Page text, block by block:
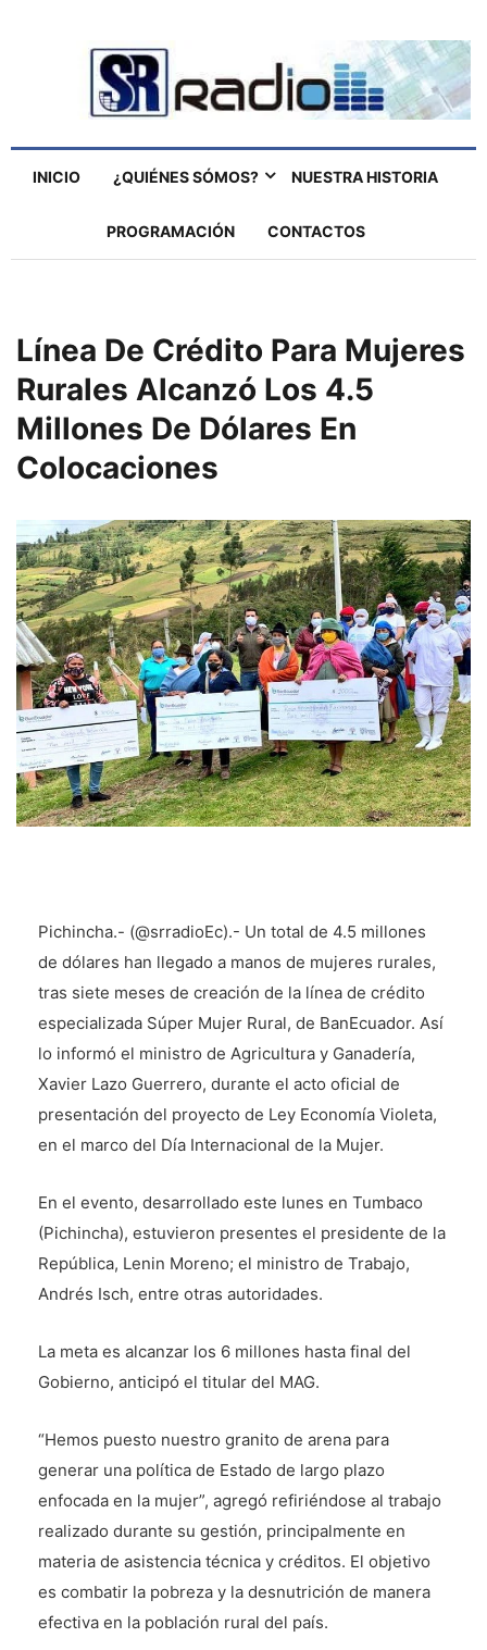
INICIO ¿QUIÉNES SÓMOS? NUESTRA HISTORIA
PROGRAMACIÓN CONTACTOS
Línea De Crédito Para Mujeres
Rurales Alcanzó Los 4.5
Millones De Dólares En
Colocaciones
Pichincha.- (@srradioEc).- Un total de 4.5 millones
de dólares han llegado a manos de mujeres rurales,
tras siete meses de creación de la línea de crédito
especializada Súper Mujer Rural, de BanEcuador. Así
lo informó el ministro de Agricultura y Ganadería,
Xavier Lazo Guerrero, durante el acto oficial de
presentación del proyecto de Ley Economía Violeta,
en el marco del Día Internacional de la Mujer.
En el evento, desarrollado este lunes en Tumbaco
(Pichincha), estuvieron presentes el presidente de la
República, Lenin Moreno; el ministro de Trabajo,
Andrés Isch, entre otras autoridades.
La meta es alcanzar los 6 millones hasta final del
Gobierno, anticipó el titular del MAG.
“Hemos puesto nuestro granito de arena para
generar una política de Estado de largo plazo
enfocada en la mujer”, agregó refiriéndose al trabajo
realizado durante su gestión, principalmente en
materia de asistencia técnica y créditos. El objetivo
es combatir la pobreza y la desnutrición de manera
efectiva en la población rural del país.